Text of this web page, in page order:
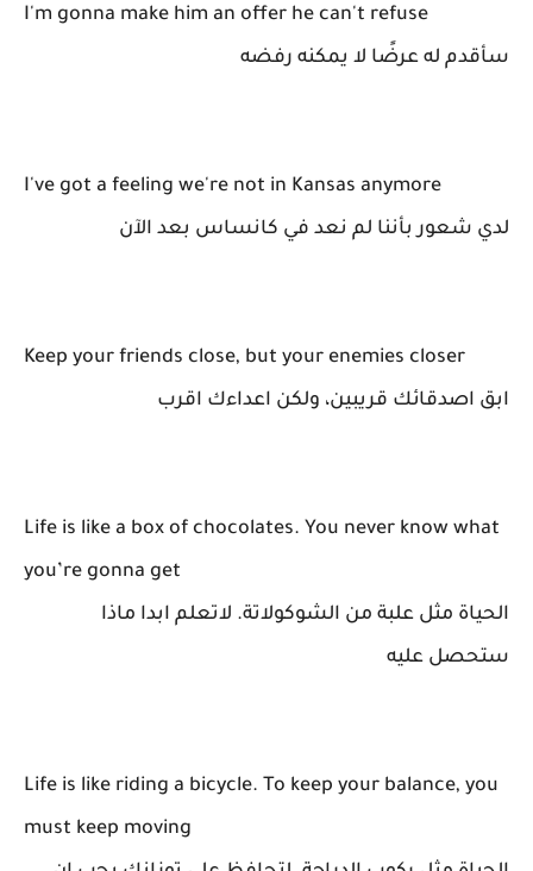
I'm gonna make him an offer he can't refuse
سأقدم له عرضًا لا يمكنه رفضه
I've got a feeling we're not in Kansas anymore
لدي شعور بأننا لم نعد في كانساس بعد الآن
Keep your friends close, but your enemies closer
ابق اصدقائك قريبين، ولكن اعداءك اقرب
Life is like a box of chocolates. You never know what
you’re gonna get
الحياة مثل علبة من الشوكولاتة. لاتعلم ابدا ماذا
ستحصل عليه
Life is like riding a bicycle. To keep your balance, you
must keep moving